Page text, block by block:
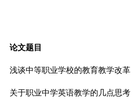
企业信息
论文题目
浅谈中等职业学校的教育教学改革
关于职业中学英语教学的几点思考